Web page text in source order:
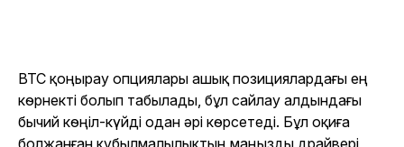
BTC қоңырау опциялары ашық позициялардағы ең
көрнекті болып табылады, бұл сайлау алдындағы
бычий көңіл-күйді одан әрі көрсетеді. Бұл оқиға
болжанған құбылмалылықтың маңызды драйвері